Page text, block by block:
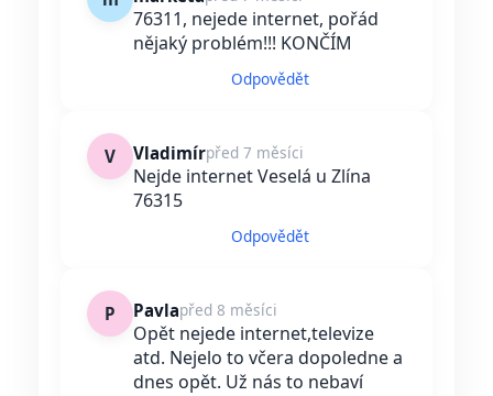
76311, nejede internet, pořád
nějaký problém!!! KONČÍM
Odpovědět
V Vladimírpřed 7 měsíci
Nejde internet Veselá u Zlína
76315
Odpovědět
P Pavlapřed 8 měsíci
Opět nejede internet,televize
atd. Nejelo to včera dopoledne a
dnes opět. Už nás to nebaví